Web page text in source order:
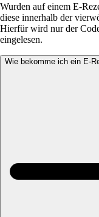
Wurden auf einem E-
diese innerhalb der
Hierfür wird nur der
eingelesen.
Wie bekomme ich ein E-